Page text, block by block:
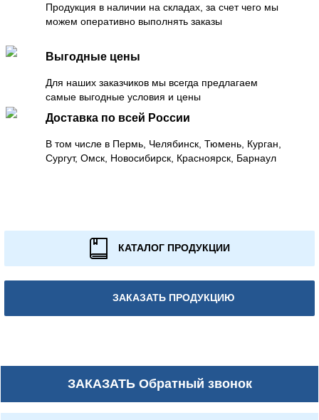
Продукция в наличии на складах, за счет чего мы
можем оперативно выполнять заказы
Выгодные цены
Для наших заказчиков мы всегда предлагаем
самые выгодные условия и цены
Доставка по всей России
В том числе в Пермь, Челябинск, Тюмень, Курган,
Сургут, Омск, Новосибирск, Красноярск, Барнаул
КАТАЛОГ ПРОДУКЦИИ
ЗАКАЗАТЬ ПРОДУКЦИЮ
ЗАКАЗАТЬОбратный звонок